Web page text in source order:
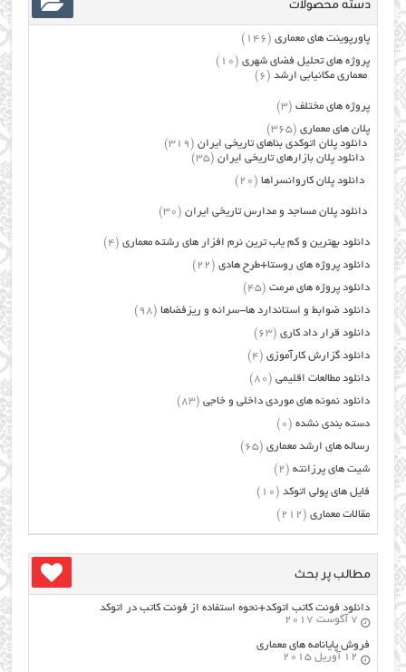
پاورپوینت های معماری (146)
پروژه های تحلیل فضای شهری (10)
معماری مکانیابی ارشد (6)
پروژه های مختلف (3)
پلان های معماری (365)
دانلود پلان اتوکدی بناهای تاریخی ایران (319)
دانلود پلان بازارهای تاریخی ایران (35)
دانلود پلان کاروانسراها (20)
دانلود پلان مساجد و مدارس تاریخی ایران (30)
دانلود بهترین و کم یاب ترین نرم افزار های رشته معماری (4)
دانلود پروژه های روستا+طرح هادی (22)
دانلود پروژه های مرمت (45)
دانلود ضوابط و استاندارد ها-سرانه و ریزفضاها (98)
دانلود قرار داد کاری (63)
دانلود گزارش کارآموزی (4)
دانلود مطالعات اقلیمی (80)
دانلود نمونه های موردی داخلی و خاجی (83)
دسته بندی نشده (0)
رساله های ارشد معماری (65)
شیت های پرزانته (2)
فایل های پولی اتوکد (10)
مقالات معماری (212)
مطالب پر بحث
دانلود فونت کاتب اتوکد+نحوه استفاده از فونت کاتب در اتوکد
7 آگوست 2017
فروش پایانامه های معماری
12 آوریل 2015